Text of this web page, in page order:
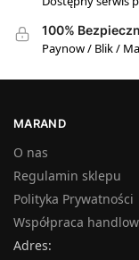
100%
Paynow / Blik /
MARAND
O nas
Regulamin sklepu
Polityka Prywatności
Współpraca
Adres: